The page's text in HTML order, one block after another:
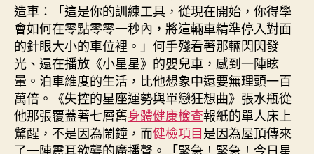
造車：「這是你的訓練工具，從現在開始，你得學
會如何在零點零零一秒內，將這輛車精準停入對面
的針眼大小的車位裡。」何手殘看著那輛閃閃發
光、還在播放《小星星》的嬰兒車，感到一陣眩
暈。泊車維度的生活，比他想象中還要無理頭一百
萬倍。《失控的星座運勢與單戀狂想曲》張水瓶從
他那張覆蓋著七層舊身體健康檢查報紙的單人床上
驚醒，不是因為鬧鐘，而健檢項目是因為屋頂傳來
了一陣震耳欲聾的廣播聲。「緊急！緊急！今日星